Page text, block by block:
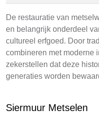
De restauratie van
en belangrijk onderdeel
cultureel erfgoed. Door
combineren met moderne
zekerstellen dat deze
generaties worden
Siermuur Metselen